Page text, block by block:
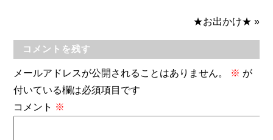
★お出かけ★ »
コメントを残す
メールアドレスが公開されることはありません。 ※ が
付いている欄は必須項目です
コメント ※